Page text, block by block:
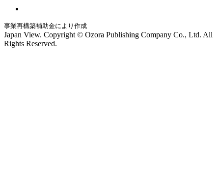
事業再構築補助金により作成
Japan View. Copyright © Ozora Publishing Company Co., Ltd. All
Rights Reserved.